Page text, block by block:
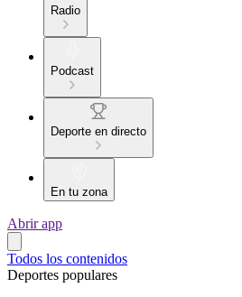
Radio
Podcast
Deporte en directo
En tu zona
Abrir app
Todos los contenidos
Deportes populares